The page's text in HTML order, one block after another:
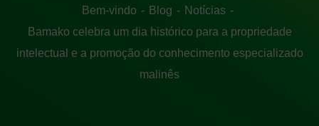
Bem-vindo Blog
Notícias
Bamako celebra um dia histórico para a propriedade
intelectual e a promoção do conhecimento especializado
malinês